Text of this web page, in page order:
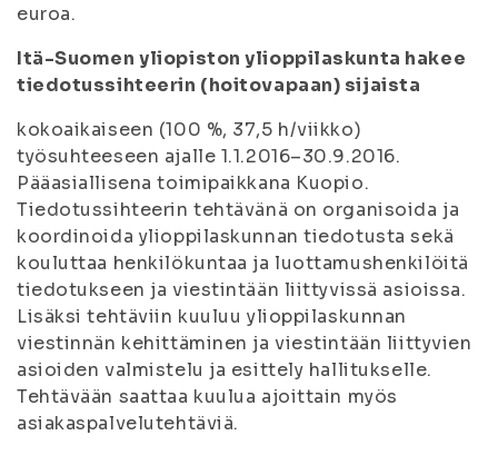
euroa.
Itä-Suomen yliopiston ylioppilaskunta hakee
tiedotussihteerin (hoitovapaan) sijaista
kokoaikaiseen (100 %, 37,5 h/viikko)
työsuhteeseen ajalle 1.1.2016–30.9.2016.
Pääasiallisena toimipaikkana Kuopio.
Tiedotussihteerin tehtävänä on organisoida ja
koordinoida ylioppilaskunnan tiedotusta sekä
kouluttaa henkilökuntaa ja luottamushenkilöitä
tiedotukseen ja viestintään liittyvissä asioissa.
Lisäksi tehtäviin kuuluu ylioppilaskunnan
viestinnän kehittäminen ja viestintään liittyvien
asioiden valmistelu ja esittely hallitukselle.
Tehtävään saattaa kuulua ajoittain myös
asiakaspalvelutehtäviä.